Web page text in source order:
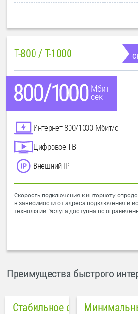
T-800 / T-1000
Мбит
сек
Интернет 800/1000 Мбит/с
Цифровое ТВ
Внешний IP
Скорость подключения к интернету
в зависимости от адреса подключения и
технологии. Услуга доступна по
Преимущества быстрого
Стабильное соединение